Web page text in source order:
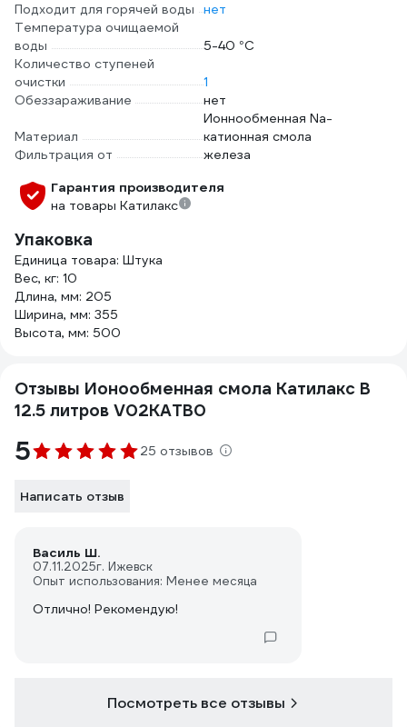
Подходит для горячей воды
нет
Температура очищаемой
воды
5-40 °С
Количество ступеней
очистки
1
Обеззараживание
нет
Материал
Ионнообменная Na-
катионная смола
Фильтрация от
железа
Гарантия производителя
на товары Катилакс
Упаковка
Единица товара: Штука
Вес, кг: 10
Длина, мм: 205
Ширина, мм: 355
Высота, мм: 500
Отзывы Ионообменная смола Катилакс B
12.5 литров V02KATB0
5 25 отзывов
Написать отзыв
Василь Ш.
07.11.2025г. Ижевск
Опыт использования: Менее месяца
Отлично! Рекомендую!
Посмотреть все отзывы